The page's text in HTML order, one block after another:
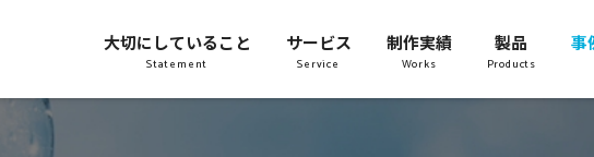
大切にしていること
Statement
サービス
Service
制作実績
Works
製品
Products
事